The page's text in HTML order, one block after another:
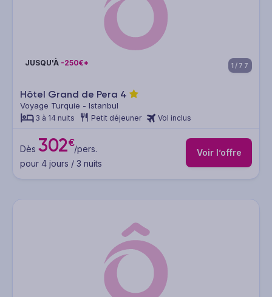
JUSQU'À -250€* 1/77
Hôtel Grand de Pera 4
Voyage Turquie - Istanbul
3 à 14 nuits Petit déjeuner Vol inclus
Dès 302€/pers.
pour 4 jours / 3 nuits
Voir l’offre